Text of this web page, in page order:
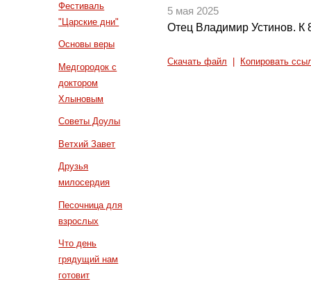
Фестиваль
"Царские дни"
Основы веры
Медгородок с
доктором
Хлыновым
Советы Доулы
Ветхий Завет
Друзья
милосердия
Песочница для
взрослых
Что день
грядущий нам
готовит
5 мая 2025
Отец Владимир Устинов. К
Скачать файл Копировать